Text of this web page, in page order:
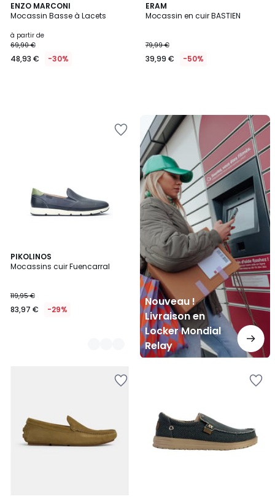
ENZO MARCONI
Mocassin Basse à Lacets
à partir de
69,90 €
48,93 € -30%
ERAM
Mocassin en cuir BASTIEN
79,99 €
39,99 € -50%
PIKOLINOS
Mocassins cuir Fuencarral
119,95 €
83,97 € -29%
2
Couleurs
Nouveau !
Livraison en
Locker Mondial
Relay
Nouveau
Livraison
en
Locker
Mondial
Relay